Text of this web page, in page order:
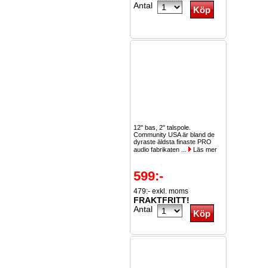
Antal
12" bas, 2" talspole.
Community USA är bland de
dyraste äldsta finaste PRO
audio fabrikaten ...
Läs mer
599:-
479:- exkl. moms
FRAKTFRITT!
Antal